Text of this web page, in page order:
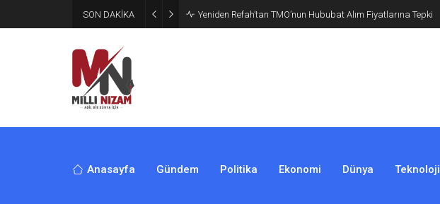
SON DAKİKA CHP’de Günaydın ve Başarır’ın grup başkanvekilliği düştü
Anasayfa Gündem Politika Ekonomi Dünya Teknoloji